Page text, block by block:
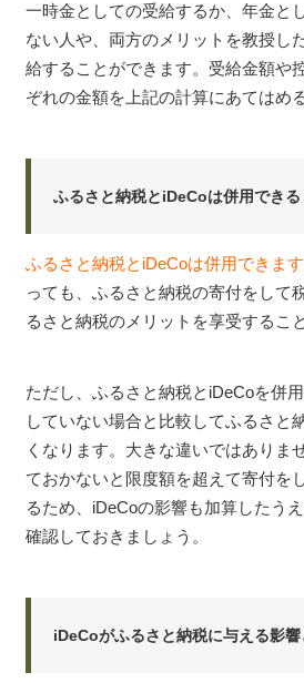
一時金としての受給するか、年金と
ない人や、両方のメリットを教授し
給することができます。受給金額や
ぞれの金額を上記の計算にあてはめ
ふるさと納税とiDeCoは併用できる
ふるさと納税とiDeCoは併用できます
っても、ふるさと納税の寄付をして
るさと納税のメリットを享受するこ
ただし、ふるさと納税とiDeCoを併
していない場合と比較してふるさと
くなります。大きな違いではありま
ておかないと限度額を超えて寄付を
るため、iDeCoの影響も加算したう
確認しておきましょう。
iDeCoがふるさと納税に与える影響